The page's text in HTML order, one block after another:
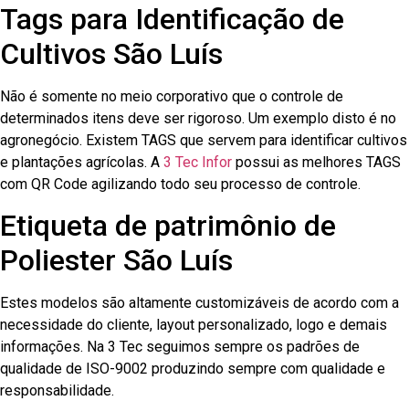
Tags para Identificação de
Cultivos São Luís
Não é somente no meio corporativo que o controle de
determinados itens deve ser rigoroso. Um exemplo disto é no
agronegócio. Existem TAGS que servem para identificar cultivos
e plantações agrícolas. A 3 Tec Infor possui as melhores TAGS
com QR Code agilizando todo seu processo de controle.
Etiqueta de patrimônio de
Poliester São Luís
Estes modelos são altamente customizáveis de acordo com a
necessidade do cliente, layout personalizado, logo e demais
informações. Na 3 Tec seguimos sempre os padrões de
qualidade de ISO-9002 produzindo sempre com qualidade e
responsabilidade.